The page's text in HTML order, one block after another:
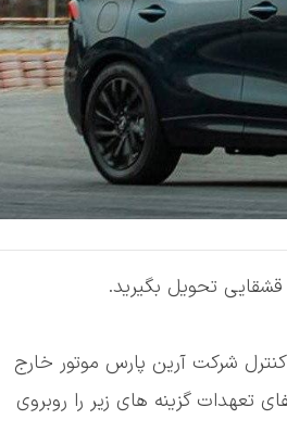
شرکت آرین پارس موتور خارج
تعهدات گزینه های زیر را روبروی